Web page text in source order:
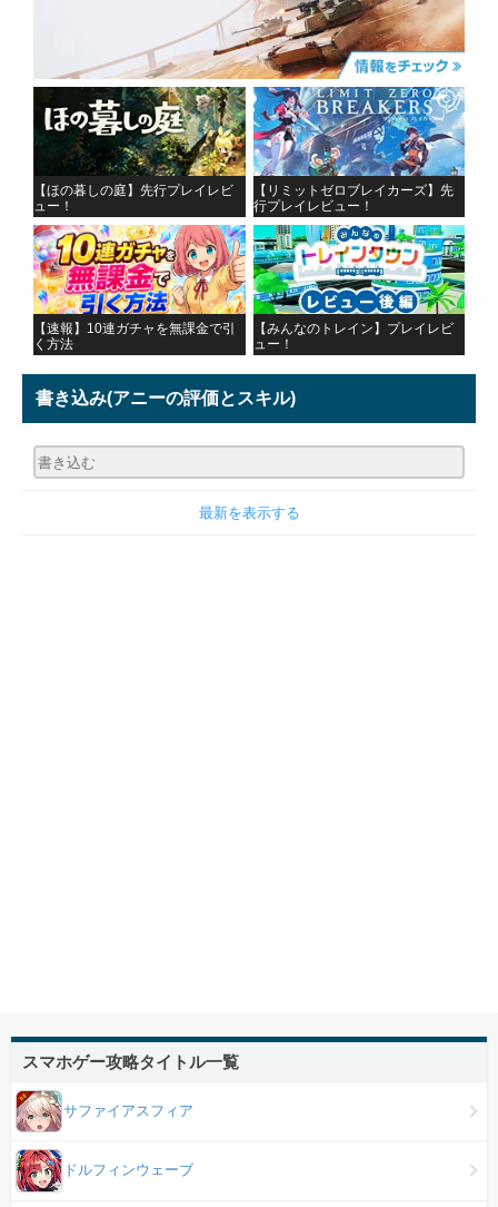
【ほの暮しの庭】先行プレイレビ
ュー！
【リミットゼロブレイカーズ】先
行プレイレビュー！
【速報】10連ガチャを無課金で引
く方法
【みんなのトレイン】プレイレビ
ュー！
書き込み(アニーの評価とスキル)
最新を表示する
スマホゲー攻略タイトル一覧
サファイアスフィア
ドルフィンウェーブ